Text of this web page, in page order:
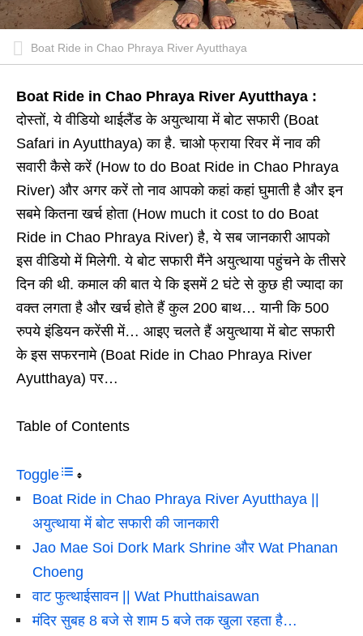
Boat Ride in Chao Phraya River Ayutthaya
Boat Ride in Chao Phraya River Ayutthaya :
दोस्तों, ये वीडियो थाईलैंड के अयुत्थाया में बोट सफारी (Boat
Safari in Ayutthaya) का है. चाओ फ्राया रिवर में नाव की
सवारी कैसे करें (How to do Boat Ride in Chao Phraya
River) और अगर करें तो नाव आपको कहां कहां घुमाती है और इन
सबमे कितना खर्च होता (How much it cost to do Boat
Ride in Chao Phraya River) है, ये सब जानकारी आपको
इस वीडियो में मिलेगी. ये बोट सफारी मैंने अयुत्थाया पहुंचने के तीसरे
दिन की थी. कमाल की बात ये कि इसमें 2 घंटे से कुछ ही ज्यादा का
वक्त लगता है और खर्च होते हैं कुल 200 बाथ… यानी कि 500
रुपये इंडियन करेंसी में… आइए चलते हैं अयुत्थाया में बोट सफारी
के इस सफरनामे (Boat Ride in Chao Phraya River
Ayutthaya) पर…
Table of Contents
Toggle
Boat Ride in Chao Phraya River Ayutthaya ||
अयुत्थाया में बोट सफारी की जानकारी
Jao Mae Soi Dork Mark Shrine और Wat Phanan
Choeng
वाट फुत्थाईसावन || Wat Phutthaisawan
मंदिर सुबह 8 बजे से शाम 5 बजे तक खुला रहता है…